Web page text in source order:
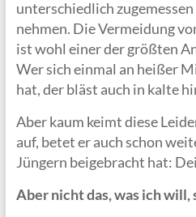
unterschiedlich
nehmen. Die Vermeidung
ist wohl einer der größten
Wer sich einmal an heißer
hat, der bläst auch in kalte
Aber kaum keimt diese
auf, betet er auch schon
Jüngern beigebracht hat:
Aber nicht das, was ich will,